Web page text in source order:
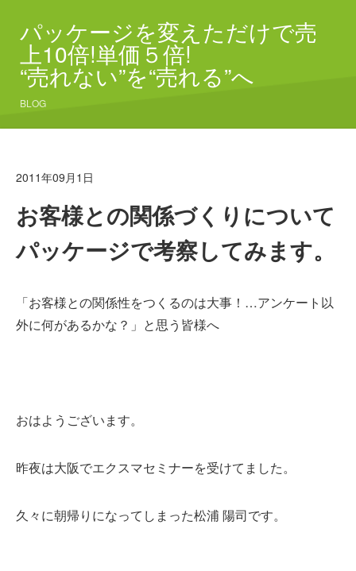
パッケージを変えただけで売
上10倍!単価５倍!
“売れない”を“売れる”へ
BLOG
2011年09月1日
お客様との関係づくりについて
パッケージで考察してみます。
「お客様との関係性をつくるのは大事！…アンケート以
外に何があるかな？」と思う皆様へ
おはようございます。
昨夜は大阪でエクスマセミナーを受けてました。
久々に朝帰りになってしまった松浦 陽司です。